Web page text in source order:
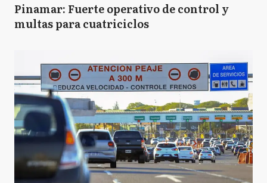
Pinamar: Fuerte operativo de control y
multas para cuatriciclos